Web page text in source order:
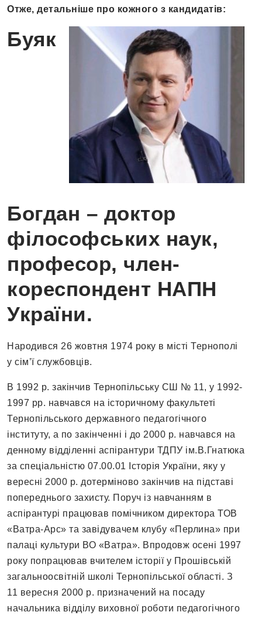
Отже, детальніше про кожного з кандидатів:
Буяк
Богдан – доктор
філософських наук,
професор, член-
кореспондент НАПН
України.
Народився 26 жовтня 1974 року в місті Тернополі
у сім’ї службовців.
В 1992 р. закінчив Тернопільську СШ № 11, у 1992-
1997 рр. навчався на історичному факультеті
Тернопільського державного педагогічного
інституту, а по закінченні і до 2000 р. навчався на
денному відділенні аспірантури ТДПУ ім.В.Гнатюка
за спеціальністю 07.00.01 Історія України, яку у
вересні 2000 р. дотерміново закінчив на підставі
попереднього захисту. Поруч із навчанням в
аспірантурі працював помічником директора ТОВ
«Ватра-Арс» та завідувачем клубу «Перлина» при
палаці культури ВО «Ватра». Впродовж осені 1997
року попрацював вчителем історії у Прошівській
загальноосвітній школі Тернопільської області. З
11 вересня 2000 р. призначений на посаду
начальника відділу виховної роботи педагогічного